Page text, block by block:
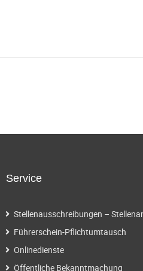
Service
Stellenausschreibungen –
Führerschein-Pflichtumtausch
Onlinedienste
Öffentliche Bekanntmachung